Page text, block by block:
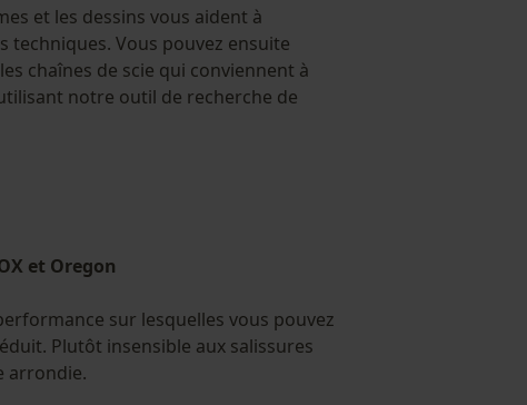
et les dessins vous aident à
techniques. Vous pouvez ensuite
chaînes de scie qui conviennent à
notre outil de recherche de
et Oregon
sur lesquelles vous pouvez
Plutôt insensible aux salissures
arrondie.